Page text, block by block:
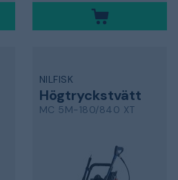
NILFISK
Högtryckstvätt
MC 5M-180/840 XT